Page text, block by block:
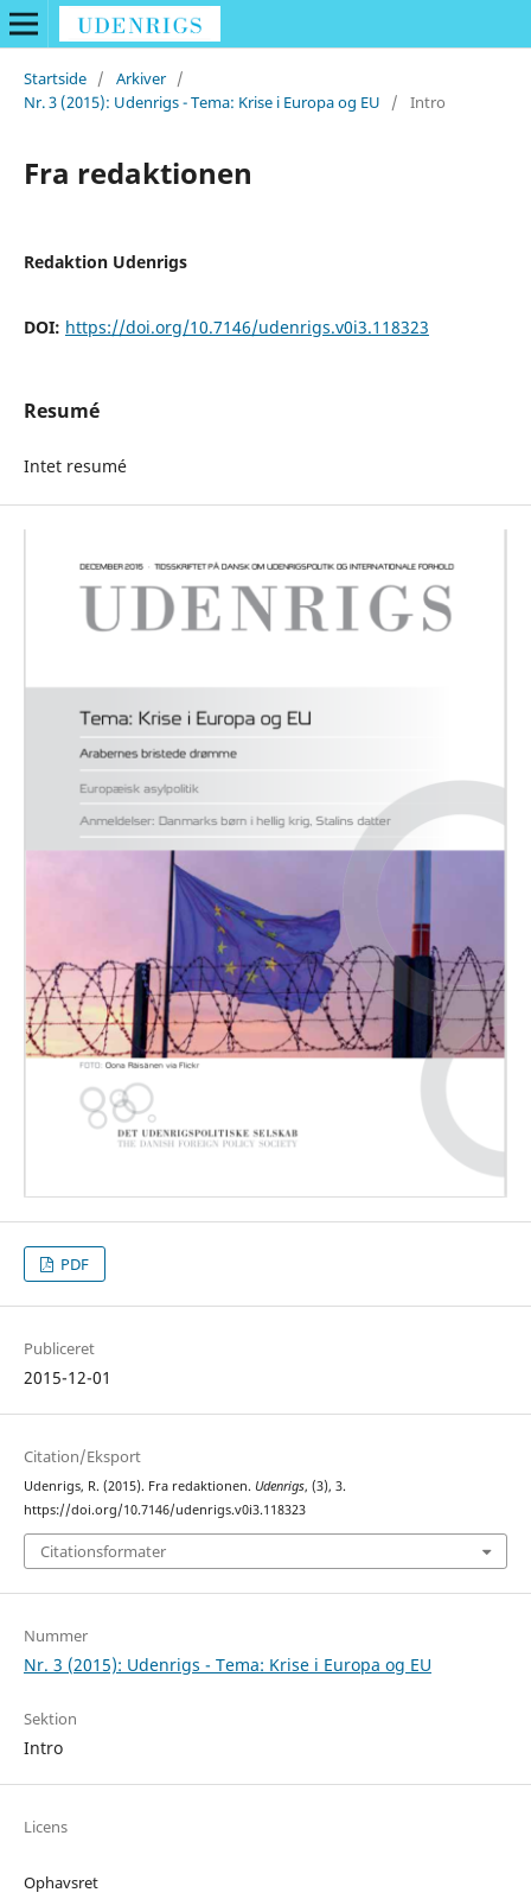
Startside / Arkiver /
Nr. 3 (2015): Udenrigs - Tema: Krise i Europa og EU
/ Intro
Fra redaktionen
Redaktion Udenrigs
DOI: https://doi.org/10.7146/udenrigs.v0i3.118323
Resumé
Intet resumé
PDF
Publiceret
2015-12-01
Citation/Eksport
Udenrigs, R. (2015). Fra redaktionen. Udenrigs, (3), 3.
https://doi.org/10.7146/udenrigs.v0i3.118323
Citationsformater
Nummer
Nr. 3 (2015): Udenrigs - Tema: Krise i Europa og EU
Sektion
Intro
Licens
Ophavsret